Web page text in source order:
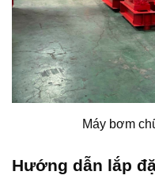
Máy bơm
Hướng dẫn lắp